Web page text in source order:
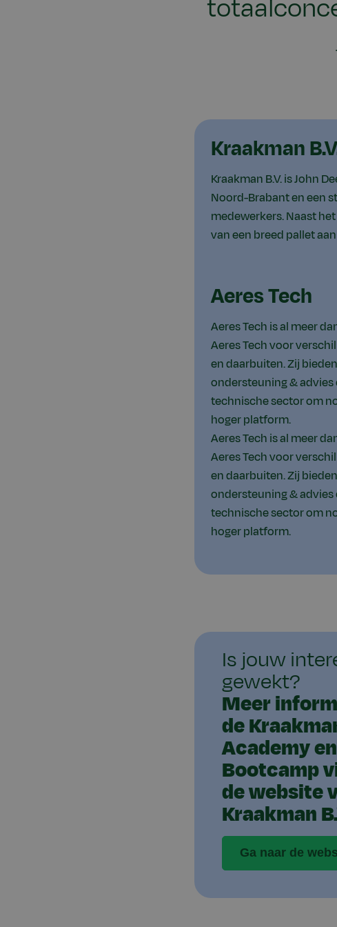
Kraakman
Kraakman B.V. is John
Noord-Brabant en een
medewerkers. Naast
van een breed pallet
Aeres Tech
Aeres Tech is al meer
Aeres Tech voor
en daarbuiten. Zij
ondersteuning & advies
technische sector om
hoger platform.
Aeres Tech is al meer
Aeres Tech voor
en daarbuiten. Zij
ondersteuning & advies
technische sector om
hoger platform.
Is jouw
gewekt?
Meer
de
Academy en
Bootcamp
de website
Kraakman
Ga naar de